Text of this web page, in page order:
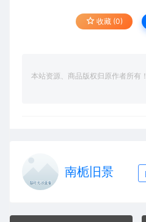
收藏 (0)
本站资源、商品版权归原作者所有！
南栀旧景